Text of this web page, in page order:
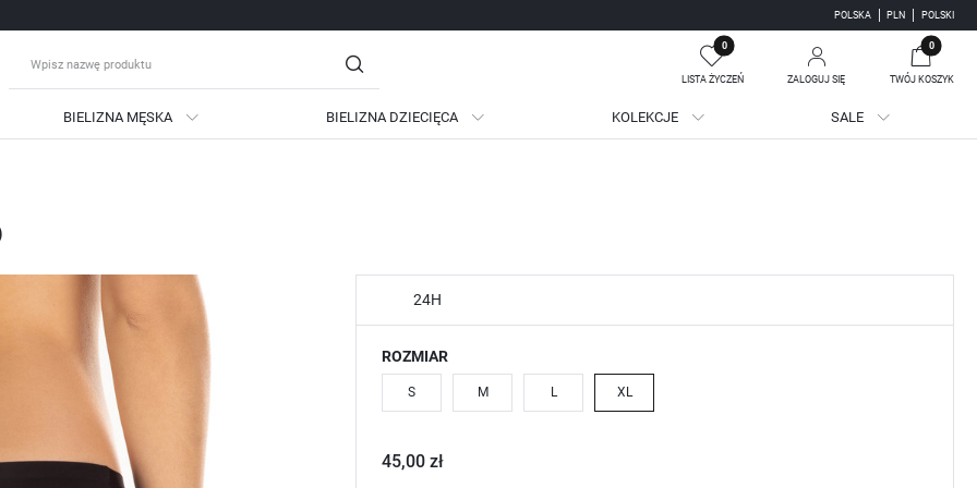
POLSKA PLN POLSKI
0
LISTA ŻYCZEŃ ZALOGUJ SIĘ
Zapomniałem hasła
podgląd historii zakupów
brak konieczności wprowadzania swoich danych przy kolejnych zakupach
możliwość otrzymania rabatów i kuponów promocyjnych
0
TWÓJ KOSZYK
Twój koszyk jest pusty
BIELIZNA MĘSKA BIELIZNA DZIECIĘCA KOLEKCJE SALE
24H
ROZMIAR
S M L XL
45,00 zł